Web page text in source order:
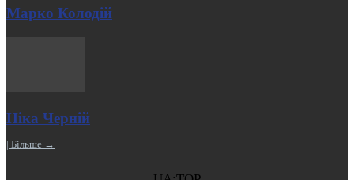
Марко Колодій
Ніка Черній
| Більше →